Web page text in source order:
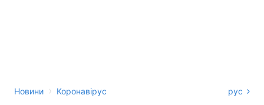
Новини › Коронавірус рус